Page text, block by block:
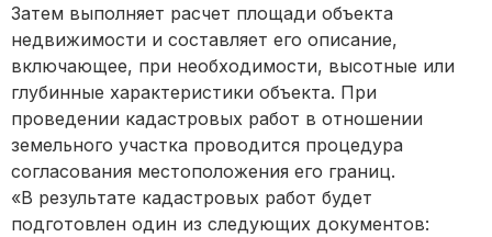
Затем выполняет расчет площади объекта
недвижимости и составляет его описание,
включающее, при необходимости, высотные или
глубинные характеристики объекта. При
проведении кадастровых работ в отношении
земельного участка проводится процедура
согласования местоположения его границ.
«В результате кадастровых работ будет
подготовлен один из следующих документов: